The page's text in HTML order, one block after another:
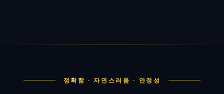
정확함 · 자연스러움 · 안정성